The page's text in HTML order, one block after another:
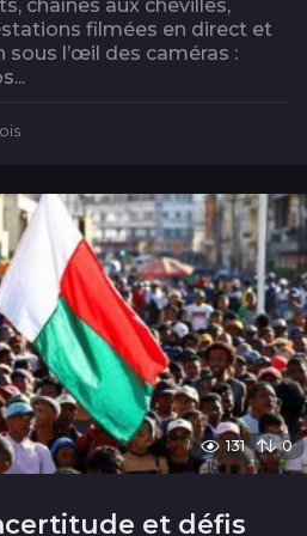
chaînes aux chevilles,
filmées en direct et
l’œil des caméras :
i
s
131 0
et défis